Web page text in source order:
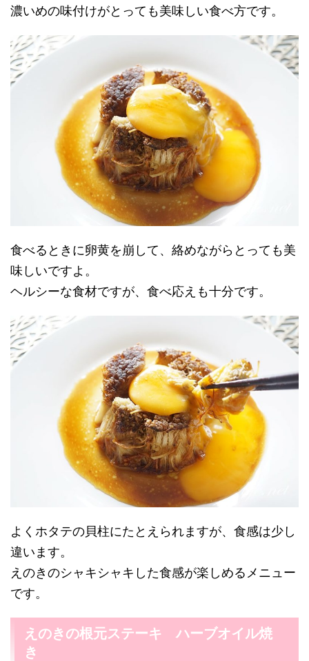
濃いめの味付けがとっても美味しい食べ方です。
食べるときに卵黄を崩して、絡めながらとっても美
味しいですよ。
ヘルシーな食材ですが、食べ応えも十分です。
よくホタテの貝柱にたとえられますが、食感は少し
違います。
えのきのシャキシャキした食感が楽しめるメニュー
です。
えのきの根元ステーキ ハーブオイル焼
き